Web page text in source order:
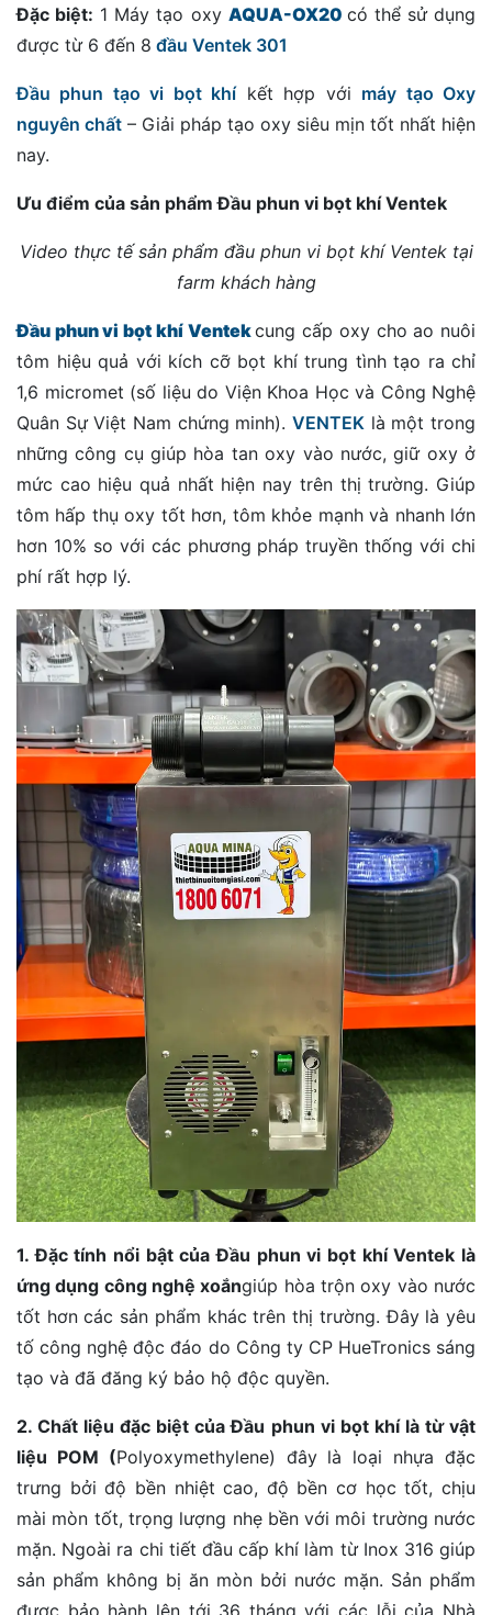
Đặc biệt: 1 Máy tạo oxy AQUA-OX20 có thể sử dụng
được từ 6 đến 8 đầu Ventek 301
Đầu phun tạo vi bọt khíkết hợp với máy tạo Oxy
nguyên chất – Giải pháp tạo oxy siêu mịn tốt nhất hiện
nay.
Ưu điểm của sản phẩm Đầu phun vi bọt khí Ventek
Video thực tế sản phẩm đầu phun vi bọt khí Ventek tại
farm khách hàng
Đầu phun vi bọt khí Ventekcung cấp oxy cho ao nuôi
tôm hiệu quả với kích cỡ bọt khí trung tình tạo ra chỉ
1,6 micromet (số liệu do Viện Khoa Học và Công Nghệ
Quân Sự Việt Nam chứng minh). VENTEK là một trong
những công cụ giúp hòa tan oxy vào nước, giữ oxy ở
mức cao hiệu quả nhất hiện nay trên thị trường. Giúp
tôm hấp thụ oxy tốt hơn, tôm khỏe mạnh và nhanh lớn
hơn 10% so với các phương pháp truyền thống với chi
phí rất hợp lý.
1. Đặc tính nổi bật của Đầu phun vi bọt khí Ventek là
ứng dụng công nghệ xoắngiúp hòa trộn oxy vào nước
tốt hơn các sản phẩm khác trên thị trường. Đây là yêu
tố công nghệ độc đáo do Công ty CP HueTronics sáng
tạo và đã đăng ký bảo hộ độc quyền.
2. Chất liệu đặc biệt của Đầu phun vi bọt khí là từ vật
liệu POM (Polyoxymethylene) đây là loại nhựa đặc
trưng bởi độ bền nhiệt cao, độ bền cơ học tốt, chịu
mài mòn tốt, trọng lượng nhẹ bền với môi trường nước
mặn. Ngoài ra chi tiết đầu cấp khí làm từ Inox 316 giúp
sản phẩm không bị ăn mòn bởi nước mặn. Sản phẩm
được bảo hành lên tới 36 tháng với các lỗi của Nhà